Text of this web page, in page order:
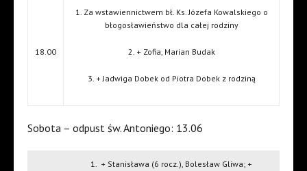
18.00
1. Za wstawiennictwem bł. Ks. Józefa Kowalskiego o
błogosławieństwo dla całej rodziny
2. + Zofia, Marian Budak
3. + Jadwiga Dobek od Piotra Dobek z rodziną
Sobota – odpust św. Antoniego: 13.06
1. + Stanisława (6 rocz.), Bolesław Gliwa; +